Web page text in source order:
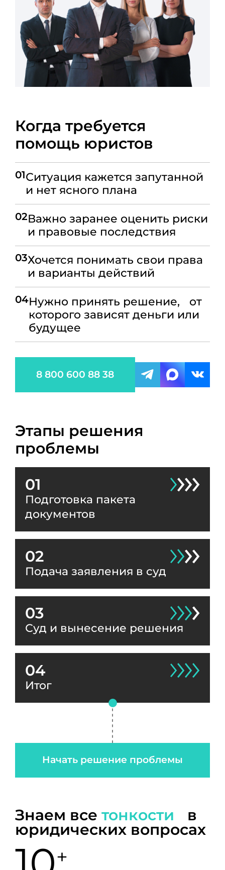
Когда требуется
помощь юристов
01Ситуация кажется запутанной
и нет ясного плана
02Важно заранее оценить риски
и правовые последствия
03Хочется понимать свои права
и варианты действий
04Нужно принять решение, от
которого зависят деньги или
будущее
8 800 600 88 38
Этапы решения
проблемы
01
Подготовка пакета
документов
02
Подача заявления в суд
03
Суд и вынесение решения
04
Итог
Начать решение проблемы
Знаем все тонкости в
юридических вопросах
+